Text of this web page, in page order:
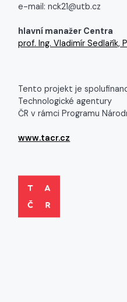
e-mail: nck21@utb.cz
hlavní manažer Centra
prof. Ing. Vladimír Sedlařík,
Tento projekt je
Technologické agentury
ČR v rámci Programu
www.tacr.cz